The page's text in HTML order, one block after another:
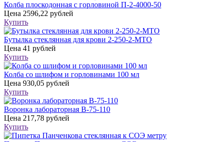
Колба плоскодонная с горловиной П-2-4000-50
Цена 2596,22 рублей
Купить
Бутылка стеклянная для крови 2-250-2-МТО
Цена 41 рублей
Купить
Колба со шлифом и горловинами 100 мл
Цена 930,05 рублей
Купить
Воронка лабораторная В-75-110
Цена 217,78 рублей
Купить